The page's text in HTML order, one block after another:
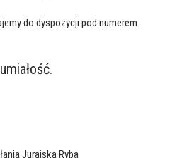
do dyspozycji pod numerem
Jurajska Ryba